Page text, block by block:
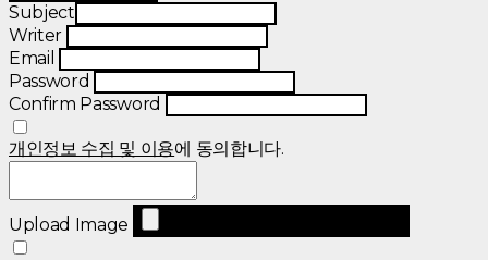
Subject
Writer
Email
Password
Confirm Password
개인정보 수집 및 이용에 동의합니다.
Upload Image